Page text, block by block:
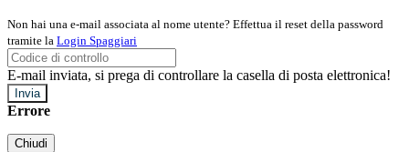
Non hai una e-mail associata al nome utente? Effettua il reset della password
tramite la Login Spaggiari
E-mail inviata, si prega di controllare la casella di posta elettronica!
Errore
Chiudi